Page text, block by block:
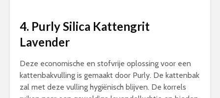
4. Purly Silica Kattengrit
Lavender
Deze economische en stofvrije oplossing voor een
kattenbakvulling is gemaakt door Purly. De kattenbak
zal met deze vulling hygiënisch blijven. De korrels